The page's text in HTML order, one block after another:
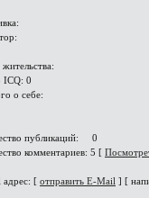
ICQ: 0
о себе:
публикаций: 0
комментариев: 5 [
адрес: [ отправить E-Mail ] [